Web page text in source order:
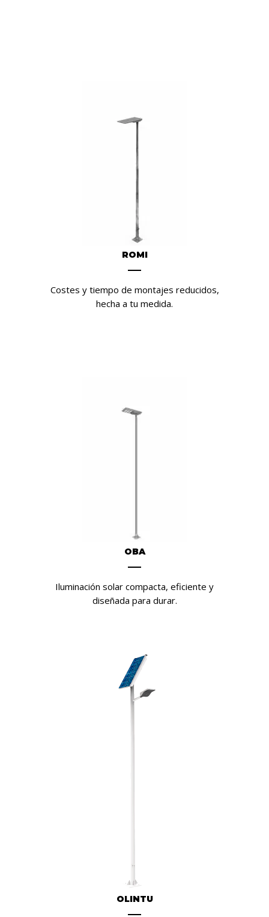
ROMI
Costes y tiempo de montajes reducidos,
hecha a tu medida.
OBA
Iluminación solar compacta, eficiente y
diseñada para durar.
OLINTU